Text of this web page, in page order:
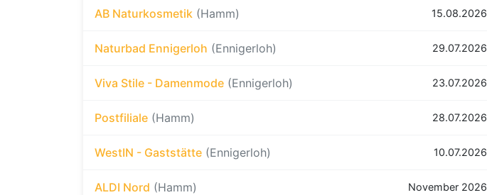
AB Naturkosmetik (Hamm) 15.08.2026
Naturbad Ennigerloh (Ennigerloh) 29.07.2026
Viva Stile - Damenmode (Ennigerloh) 23.07.2026
Postfiliale (Hamm) 28.07.2026
WestIN - Gaststätte (Ennigerloh) 10.07.2026
ALDI Nord (Hamm) November 2026